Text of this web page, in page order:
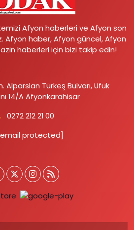
Afyon haberleri ve Afyon son
Afyon haber, Afyon güncel, Afyon
haberleri için bizi takip edin!
Alparslan Türkeş Bulvarı, Ufuk
14/A Afyonkarahisar
0272 212 21 00
protected]